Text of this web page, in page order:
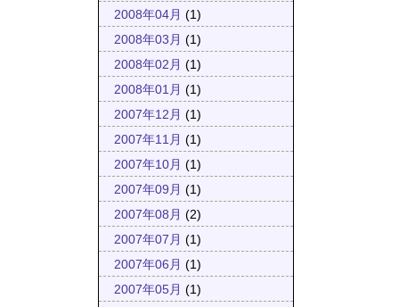
2008年04月 (1)
2008年03月 (1)
2008年02月 (1)
2008年01月 (1)
2007年12月 (1)
2007年11月 (1)
2007年10月 (1)
2007年09月 (1)
2007年08月 (2)
2007年07月 (1)
2007年06月 (1)
2007年05月 (1)